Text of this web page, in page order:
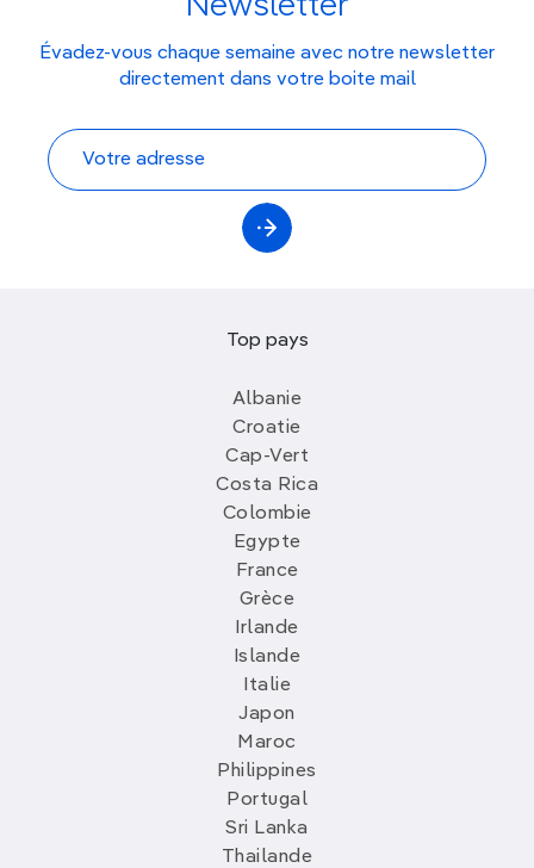
Évadez-vous chaque semaine avec notre newsletter
directement dans votre boite mail
Top pays
Albanie
Croatie
Cap-Vert
Costa Rica
Colombie
Egypte
France
Grèce
Irlande
Islande
Italie
Japon
Maroc
Philippines
Portugal
Sri Lanka
Thailande